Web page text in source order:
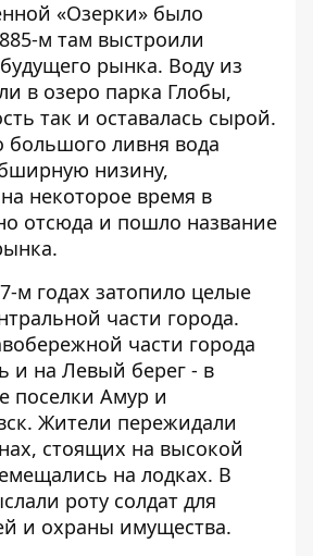
«Озерки» было
м там выстроили
рынка. Воду из
в озеро парка Глобы,
так и оставалась сырой.
большого ливня вода
низину,
некоторое время в
отсюда и пошло название
м годах затопило целые
части города.
части города
и на Левый берег - в
поселки Амур и
Жители пережидали
стоящих на высокой
на лодках. В
роту солдат для
и охраны имущества.